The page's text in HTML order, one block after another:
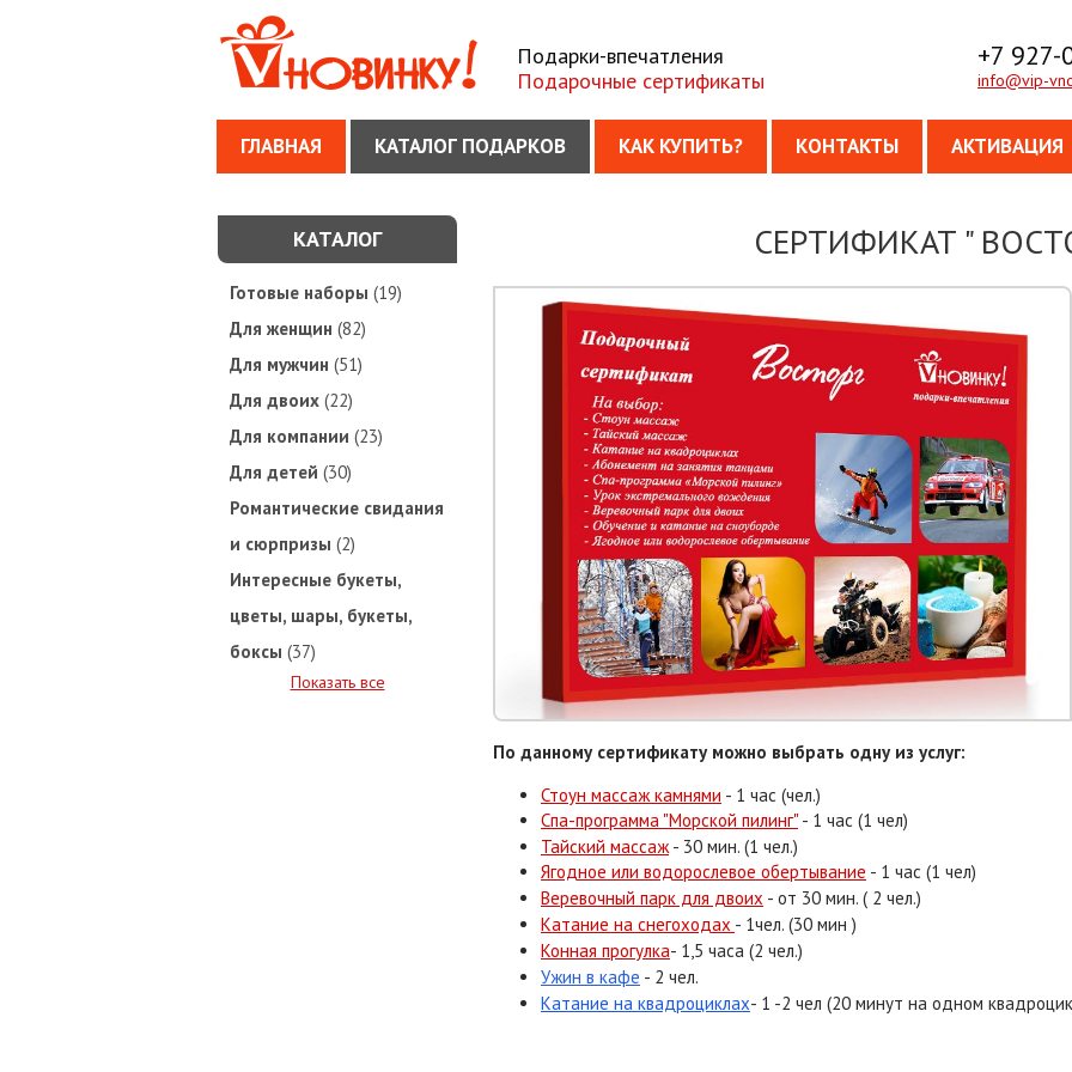
Подарки-впечатления
Подарочные сертификаты
+7 927-
info@vip-
ГЛАВНАЯ КАТАЛОГ ПОДАРКОВ КАК КУПИТЬ? КОНТАКТЫ АКТИВАЦИЯ
СЕРТИФИКАТ "
По данному сертификату можно выбрать одну из услуг:
Стоун массаж камнями - 1 час (чел.)
Спа-программа "Морской пилинг" - 1 час (1 чел)
Тайский массаж- 30 мин. (1 чел.)
Ягодное или водорослевое обертывание - 1 час (1 чел)
Веревочный парк для двоих - от 30 мин. ( 2 чел.)
Катание на снегоходах - 1чел. (30 мин )
Конная прогулка- 1,5 часа (2 чел.)
Ужин в кафе - 2 чел.
Катание на квадроциклах- 1 -2 чел (20 минут на одном
КАТАЛОГ
Готовые наборы (19)
Для женщин (82)
Для мужчин (51)
Для двоих (22)
Для компании (23)
Для детей (30)
Романтические свидания
и сюрпризы (2)
Интересные букеты,
цветы, шары, букеты,
боксы (37)
Показать все